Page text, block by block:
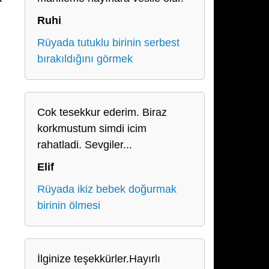
Ruhi
Rüyada tutuklu birinin serbest
bırakıldığını görmek
Cok tesekkur ederim. Biraz
korkmustum simdi icim
rahatladi. Sevgiler...
Elif
Rüyada ikiz bebek doğurmak
birinin ölmesi
İlginize teşekkürler.Hayırlı